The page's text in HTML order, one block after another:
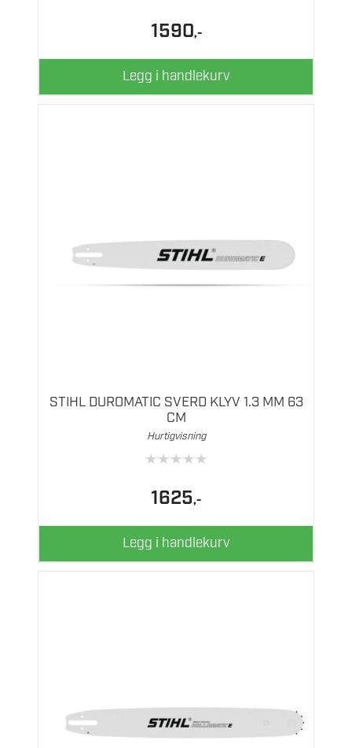
1590,-
Legg i handlekurv
STIHL DUROMATIC SVERD KLYV 1.3 MM 63
CM
Hurtigvisning
★★★★★
1625,-
Legg i handlekurv